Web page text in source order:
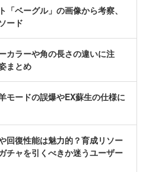
「ベーグル」の画像から考察、
ード
カラーや角の長さの違いに注
まとめ
モードの誤爆やEX蘇生の仕様に
回復性能は魅力的？育成リソー
チャを引くべきか迷うユーザー